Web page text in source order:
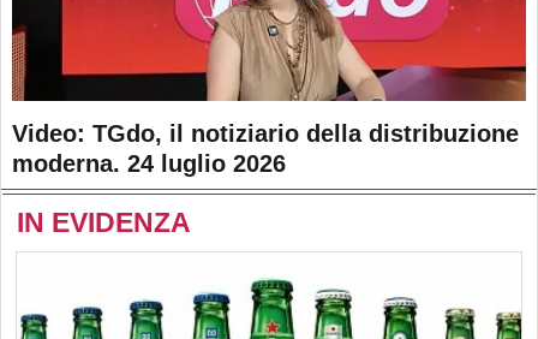
Video: TGdo, il notiziario della distribuzione
moderna. 24 luglio 2026
IN EVIDENZA